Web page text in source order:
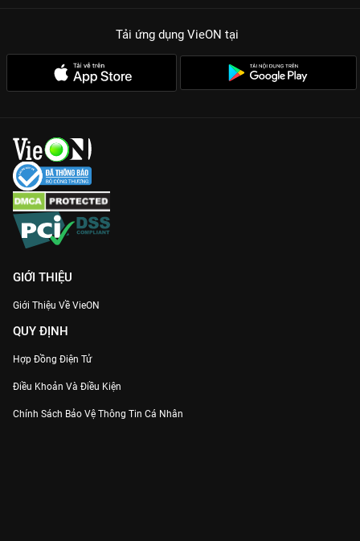
Tải ứng dụng VieON tại
GIỚI THIỆU
Giới Thiệu Về VieON
QUY ĐỊNH
Hợp Đồng Điện Tử
Điều Khoản Và Điều Kiện
Chính Sách Bảo Vệ Thông Tin Cá Nhân